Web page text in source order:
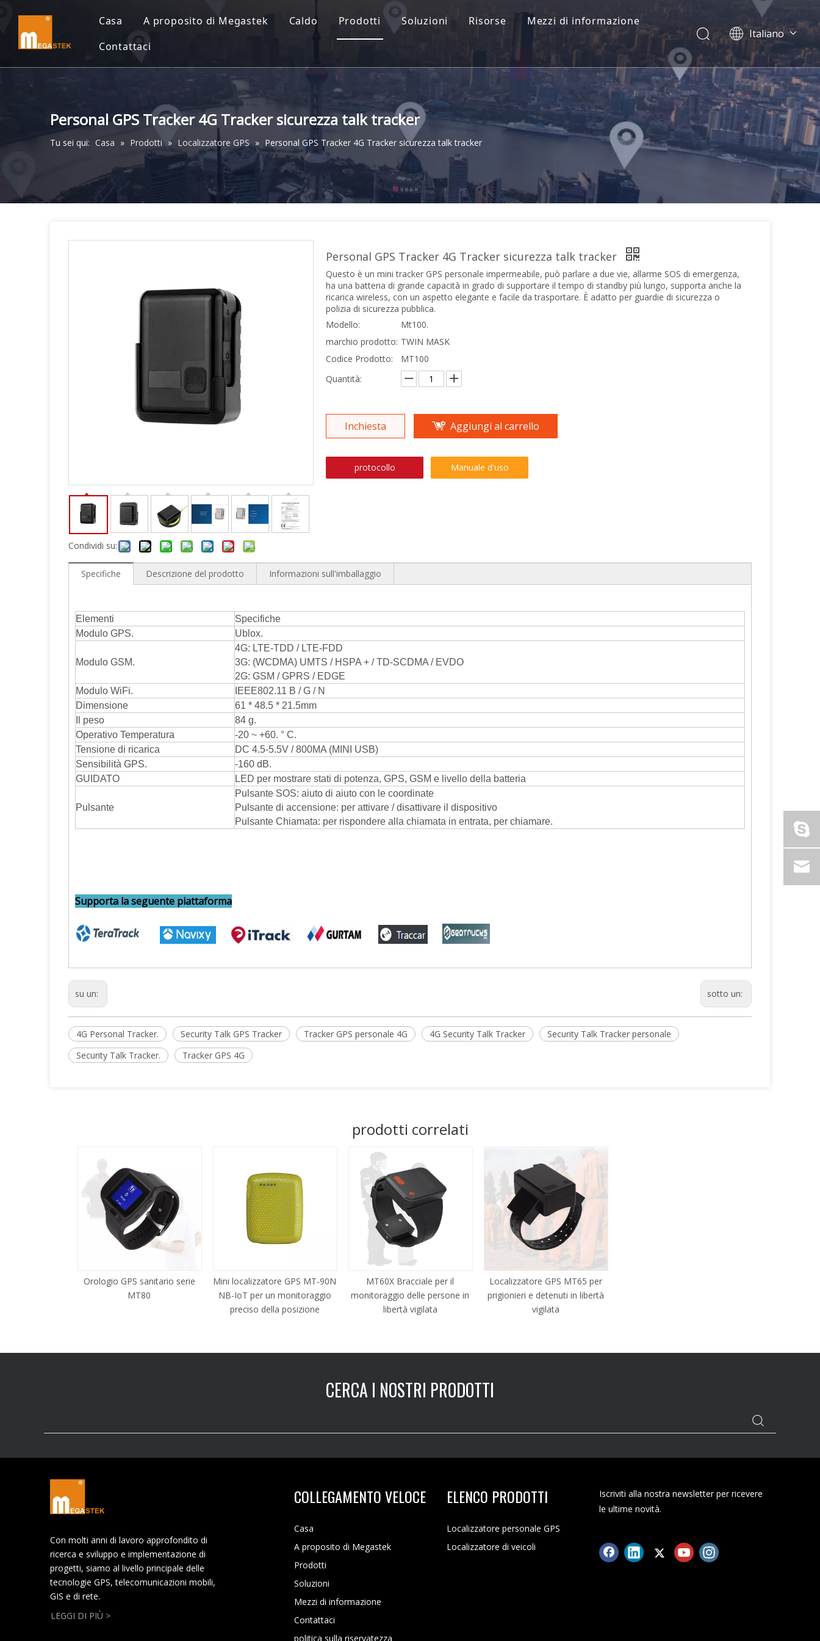
Casa A proposito di Megastek Caldo Prodotti Soluzioni Risorse
Mezzi di informazione
Contattaci
Italiano
Dansk
norsk språk
한국어
日本語
Deutsch
Português
Pусский
Français
简体中文
Personal GPS Tracker 4G Tracker sicurezza talk tracker
Tu sei qui: Casa » Prodotti » Localizzatore GPS » Personal GPS Tracker 4G Tracker sicurezza talk tracker
Condividi su:
Personal GPS Tracker 4G Tracker sicurezza talk tracker
Questo è un mini tracker GPS personale impermeabile, può parlare a due vie, allarme SOS di emergenza,
ha una batteria di grande capacità in grado di supportare il tempo di standby più lungo, supporta anche la
ricarica wireless, con un aspetto elegante e facile da trasportare. È adatto per guardie di sicurezza o
polizia di sicurezza pubblica.
Modello:
Mt100.
marchio prodotto: TWIN MASK
Codice Prodotto:
MT100
Quantità:
Inchiesta Aggiungi al carrello
protocollo Manuale d'uso
Specifiche Descrizione del prodotto Informazioni sull'imballaggio
Elementi
Specifiche
Modulo GPS.
Ublox.
Modulo GSM.
4G: LTE-TDD / LTE-FDD
3G: (WCDMA) UMTS / HSPA + / TD-SCDMA / EVDO
2G: GSM / GPRS / EDGE
Modulo WiFi.
IEEE802.11 B / G / N
Dimensione
61 * 48.5 * 21.5mm
Il peso
84 g.
Operativo Temperatura
-20 ~ +60. ° C.
Tensione di ricarica
DC 4.5-5.5V / 800MA (MINI USB)
Sensibilità GPS.
-160 dB.
GUIDATO
LED per mostrare stati di potenza, GPS, GSM e livello della batteria
Pulsante
Pulsante SOS: aiuto di aiuto con le coordinate
Pulsante di accensione: per attivare / disattivare il dispositivo
Pulsante Chiamata: per rispondere alla chiamata in entrata, per chiamare.
Supporta la seguente piattaforma
su un: sotto un:
4G Personal Tracker. Security Talk GPS Tracker Tracker GPS personale 4G 4G Security Talk Tracker
Security Talk Tracker personale
Security Talk Tracker.
Tracker GPS 4G
prodotti correlati
Orologio GPS sanitario serie
MT80
Mini localizzatore GPS MT-90N
NB-IoT per un monitoraggio
preciso della posizione
MT60X Bracciale per il
monitoraggio delle persone in
libertà vigilata
Localizzatore GPS MT65 per
prigionieri e detenuti in libertà
vigilata
CERCA I NOSTRI PRODOTTI
Con molti anni di lavoro approfondito di
ricerca e sviluppo e implementazione di
progetti, siamo al livello principale delle
tecnologie GPS, telecomunicazioni mobili,
GIS e di rete.
LEGGI DI PIÙ >
COLLEGAMENTO VELOCE ELENCO PRODOTTI
Casa
A proposito di Megastek
Prodotti
Soluzioni
Mezzi di informazione
Contattaci
politica sulla riservatezza
Localizzatore personale GPS
Localizzatore di veicoli
Iscriviti alla nostra newsletter per ricevere
le ultime novità.